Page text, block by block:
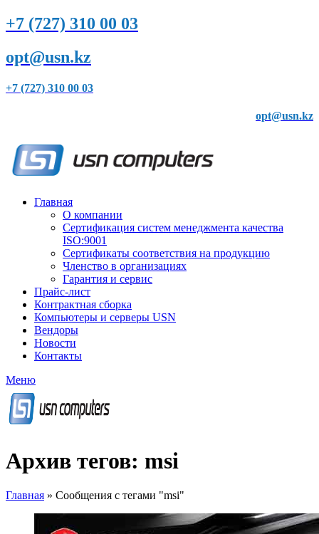
+7 (727) 310 00 03
opt@usn.kz
+7 (727) 310 00 03
opt@usn.kz
Главная
О компании
Сертификация систем менеджмента качества
ISO:9001
Сертификаты соответствия на продукцию
Членство в организациях
Гарантия и сервис
Прайс-лист
Контрактная сборка
Компьютеры и серверы USN
Вендоры
Новости
Контакты
Меню
Архив тегов: msi
Главная » Сообщения с тегами "msi"